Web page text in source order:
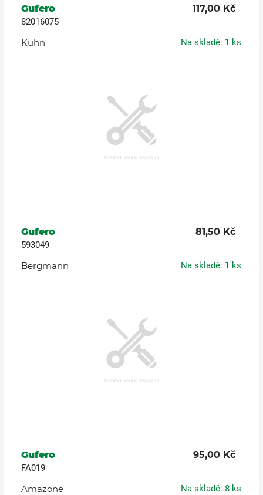
Gufero 117,00 Kč
82016075
Kuhn Na skladě: 1 ks
Gufero 81,50 Kč
593049
Bergmann Na skladě: 1 ks
Gufero 95,00 Kč
FA019
Amazone Na skladě: 8 ks